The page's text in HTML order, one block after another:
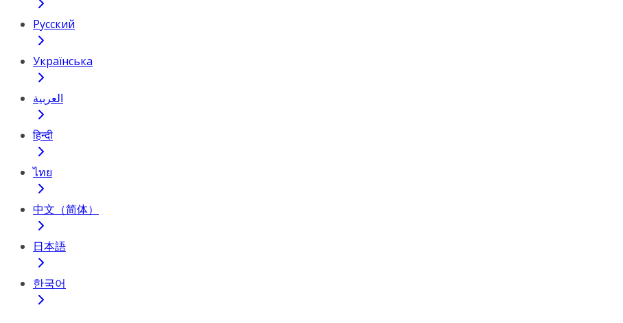
Русский
Українська
العربية
हिन्दी
ไทย
中文（简体）
日本語
한국어